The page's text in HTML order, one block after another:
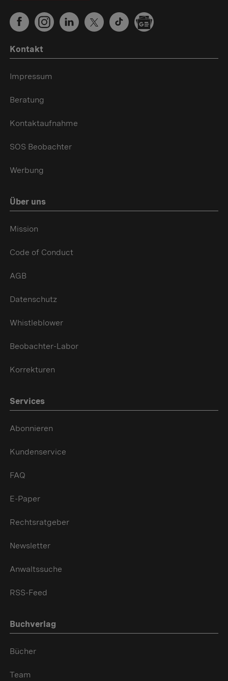
Kontakt
Impressum
Beratung
Kontaktaufnahme
SOS Beobachter
Werbung
Über uns
Mission
Code of Conduct
AGB
Datenschutz
Whistleblower
Beobachter-Labor
Korrekturen
Services
Abonnieren
Kundenservice
FAQ
E-Paper
Rechtsratgeber
Newsletter
Anwaltssuche
RSS-Feed
Buchverlag
Bücher
Team